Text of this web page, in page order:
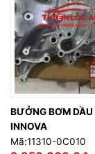
BƯỞNG BƠM
INNOVA
Mã:11310-0C010